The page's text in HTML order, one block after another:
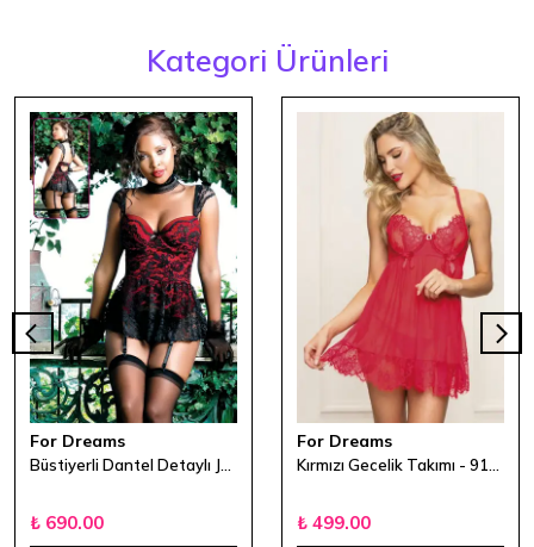
Kategori Ürünleri
For Dreams
₺ 690.00
For Dreams
₺ 499.00